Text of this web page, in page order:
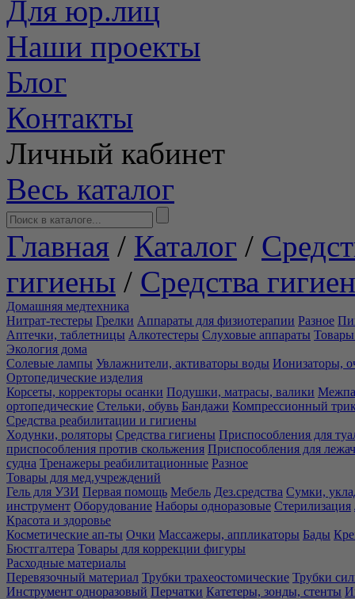
Для юр.лиц
Наши проекты
Блог
Контакты
Личный кабинет
Весь каталог
Главная / Каталог /
гигиены / Средства
Домашняя медтехника
Нитрат-тестеры Грелки Аппараты для физиотерапии Разное
Аптечки, таблетницы Алкотестеры Слуховые аппараты Товары
Экология дома
Солевые лампы Увлажнители, активаторы воды Ионизаторы,
Ортопедические изделия
Корсеты, корректоры осанки Подушки, матрасы, валики
ортопедические Стельки, обувь Бандажи Компрессионный
Средства реабилитации и гигиены
Ходунки, роляторы Средства гигиены Приспособления для
приспособления против скольжения Приспособления для
судна Тренажеры реабилитационные Разное
Товары для мед.учреждений
Гель для УЗИ Первая помощь Мебель Дез.средства Сумки,
инструмент Оборудование Наборы одноразовые Стерилизация
Красота и здоровье
Косметические ап-ты Очки Массажеры, аппликаторы Бады
Бюстгалтера Товары для коррекции фигуры
Расходные материалы
Перевязочный материал Трубки трахеостомические Трубки
Инструмент одноразовый Перчатки Катетеры, зонды, стенты